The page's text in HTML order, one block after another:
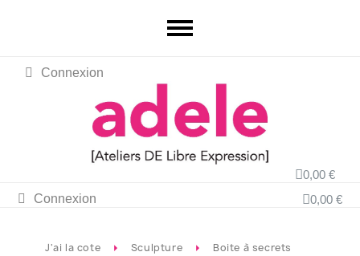
Connexion
0,00 €
Connexion
0,00 €
J'ai la cote Sculpture Boite à secrets